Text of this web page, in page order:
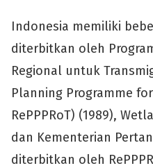
Indonesia memiliki
diterbitkan oleh
Regional untuk
Planning Programme
RePPPRoT) (1989),
dan Kementerian
diterbitkan oleh